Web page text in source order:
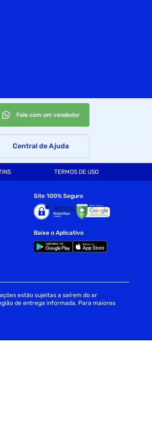
Fale com um vendedor
Central de Ajuda
TERMOS DE USO
Site 100% Seguro
Baixe o Aplicativo
estão sujeitas a saírem do ar
de entrega informada. Para maiores